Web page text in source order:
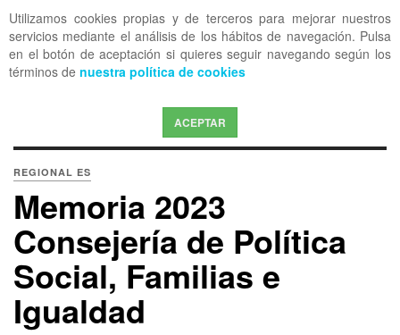
Utilizamos cookies propias y de terceros para mejorar nuestros
servicios mediante el análisis de los hábitos de navegación. Pulsa
en el botón de aceptación si quieres seguir navegando según los
términos de nuestra política de cookies
ACEPTAR
OFF CANVAS
REGIONAL ES
Memoria 2023
Consejería de Política
Social, Familias e
Igualdad